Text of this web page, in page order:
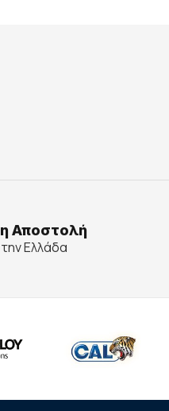
Αποστολή
Ελλάδα